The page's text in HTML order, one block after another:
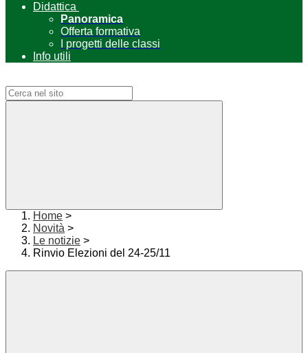
Didattica
Panoramica
Offerta formativa
I progetti delle classi
Info utili
Home >
Novità >
Le notizie >
Rinvio Elezioni del 24-25/11